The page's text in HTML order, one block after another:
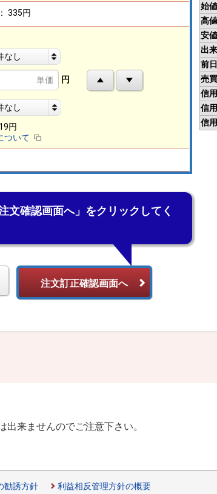
始値
高値
安値
出
前
売
信
信
信
335円
なし
円
なし
円
ついて
文確認画面へ」をクリックしてく
注文訂正確認画面へ
出来ませんのでご注意下さい。
勧誘方針 利益相反管理方針の概要